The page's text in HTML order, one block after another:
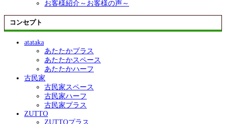
お客様紹介～お客様の声～
コンセプト
atataka
あたたかプラス
あたたかスペース
あたたかハーフ
古民家
古民家スペース
古民家ハーフ
古民家プラス
ZUTTO
ZUTTOプラス